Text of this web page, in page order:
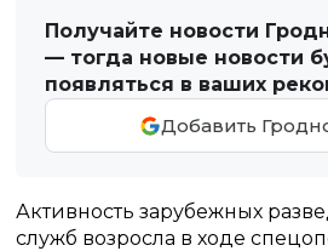
Получайте новости
— тогда новые новости
появляться в ваших
Добавить
Активность зарубежных
служб возросла в ходе